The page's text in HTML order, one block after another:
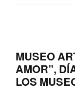
MUSEO
AMOR”,
LOS